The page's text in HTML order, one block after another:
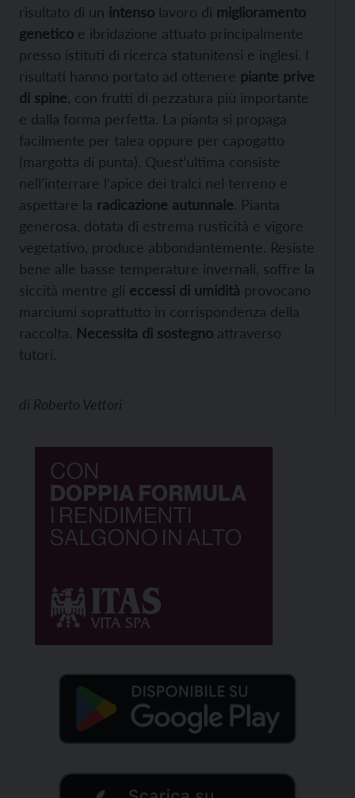
risultato di un intenso lavoro di miglioramento
genetico e ibridazione attuato principalmente
presso istituti di ricerca statunitensi e inglesi. I
risultati hanno portato ad ottenere piante prive
di spine , con frutti di pezzatura più importante
e dalla forma perfetta. La pianta si propaga
facilmente per talea oppure per capogatto
(margotta di punta). Quest’ultima consiste
nell’interrare l’apice dei tralci nel terreno e
aspettare la radicazione autunnale. Pianta
generosa, dotata di estrema rusticità e vigore
vegetativo, produce abbondantemente. Resiste
bene alle basse temperature invernali, soffre la
siccità mentre gli eccessi di umidità provocano
marciumi soprattutto in corrispondenza della
raccolta. Necessita di sostegno attraverso
tutori.
di Roberto Vettori